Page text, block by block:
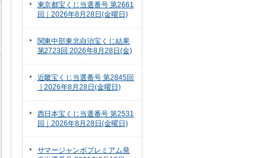
東京都宝くじ当選番号 第2661
回｜2026年8月28日(金曜日)
関東中部東北自治宝くじ結果
第2723回 2026年8月28日(金)
近畿宝くじ当選番号 第2845回
｜2026年8月28日(金曜日)
西日本宝くじ当選番号 第2531
回｜2026年8月28日(金曜日)
サマージャンボプレミアム発